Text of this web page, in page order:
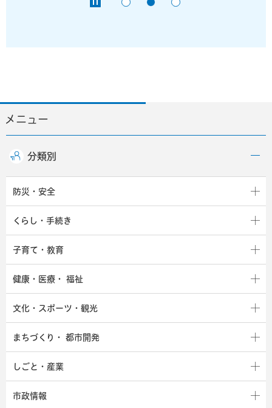
メニュー
分類別
防災・安全
くらし・手続き
子育て・教育
健康・医療・ 福祉
文化・スポーツ・観光
まちづくり・ 都市開発
しごと・産業
市政情報